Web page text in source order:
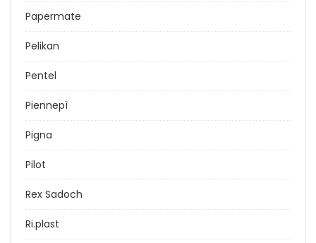
Papermate
Pelikan
Pentel
Piennepì
Pigna
Pilot
Rex Sadoch
Ri.plast